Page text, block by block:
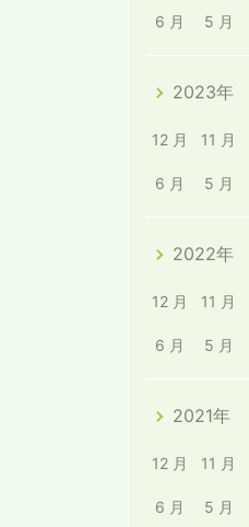
6 月 5 月
2023年
12 月 11 月
6 月 5 月
2022年
12 月 11 月
6 月 5 月
2021年
12 月 11 月
6 月 5 月